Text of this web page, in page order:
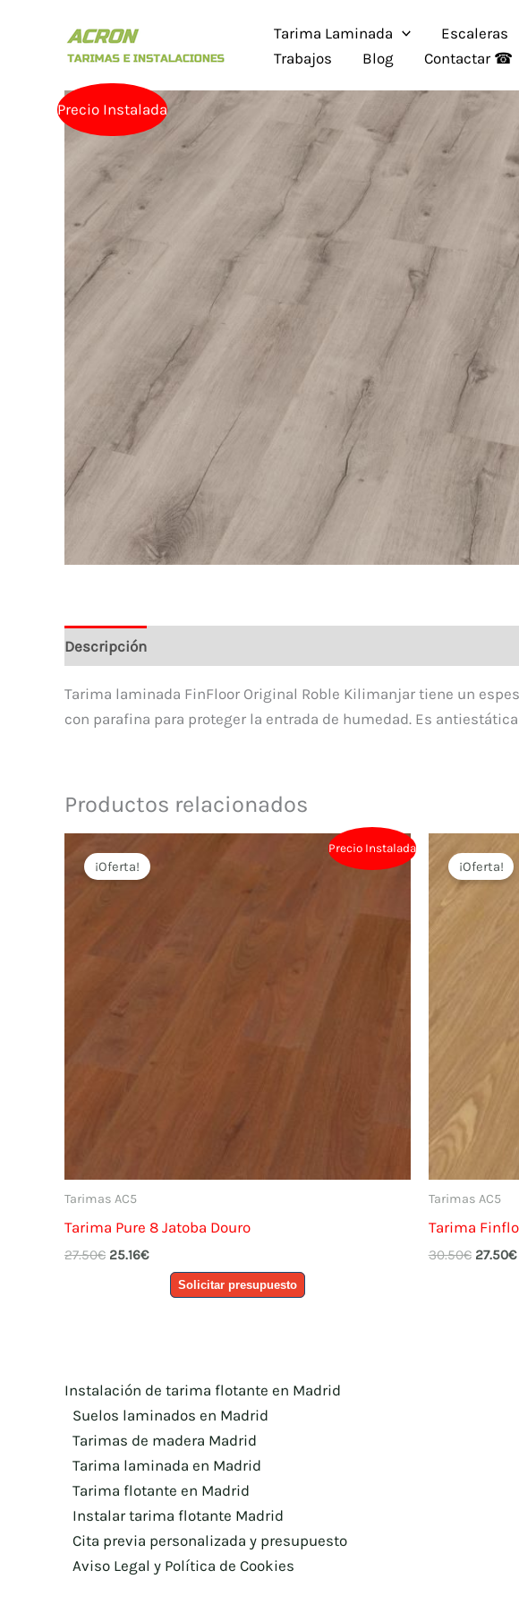
Tarima Laminada Escaleras
Trabajos
Blog Contactar ☎
Precio Instalada
Descripción
Tarima laminada FinFloor Original Roble Kilimanjar tiene un
con parafina para proteger la entrada de humedad. Es
Productos relacionados
Precio Instalada
¡Oferta!
Tarimas AC5
Tarima Pure 8 Jatoba Douro
27.50€ El
25.16€El
precio
actualSolicitar presupuesto
¡Oferta!
Tarimas AC5
Tarima
30.50€ El
27.50€El
Instalación de tarima flotante en Madrid
Suelos laminados en Madrid
Tarimas de madera Madrid
Tarima laminada en Madrid
Tarima flotante en Madrid
Instalar tarima flotante Madrid
Cita previa personalizada y presupuesto
Aviso Legal y Política de Cookies